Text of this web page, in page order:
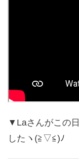
▼Laさんがこの
したヽ(≧▽≦)ﾉ